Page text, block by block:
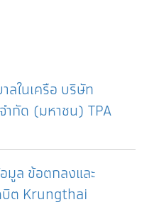
ลในเครือ บริษัท
กัด (มหาชน) TPA
มูล ข้อตกลงและ
บิต Krungthai